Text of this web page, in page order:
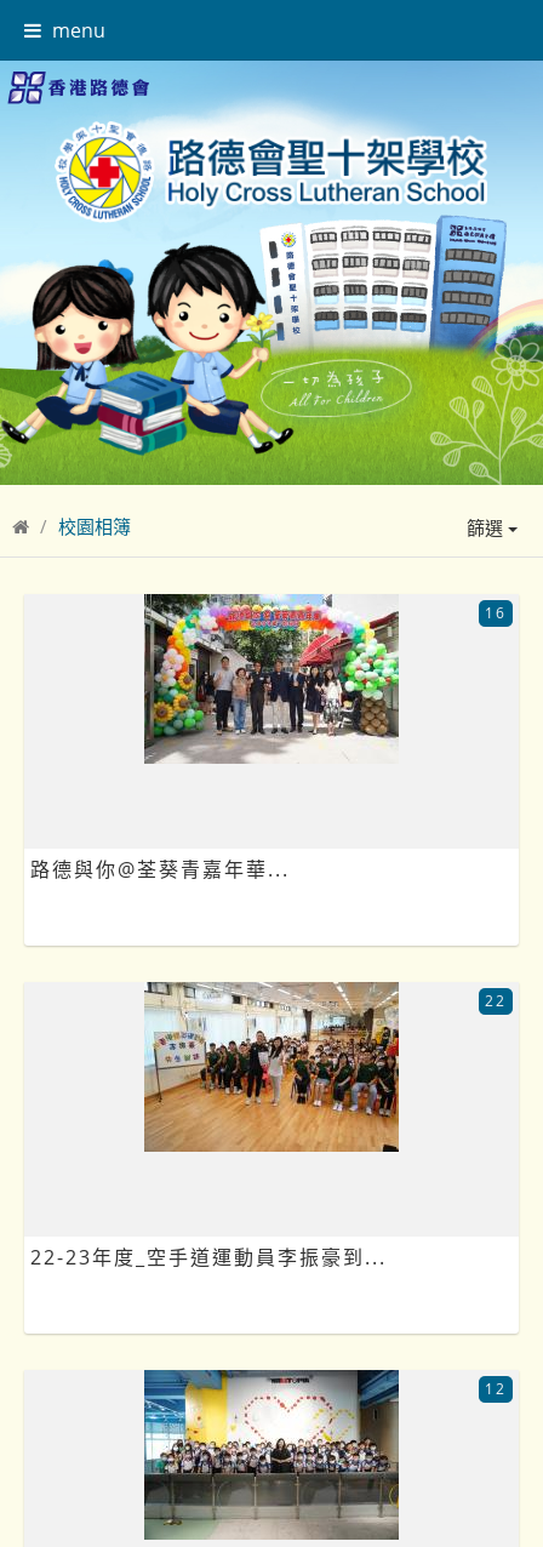
menu
校園相簿 篩選
路德與你@荃葵青嘉年華...
16
22-23年度_空手道運動員李振豪到...
22
12